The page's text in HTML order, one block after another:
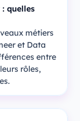
quelles
métiers
et Data
entre
rôles,